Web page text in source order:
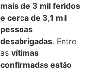
mais de 3 mil feridos
e cerca de 3,1 mil
pessoas
desabrigadas. Entre
asvítimas
confirmadas estão